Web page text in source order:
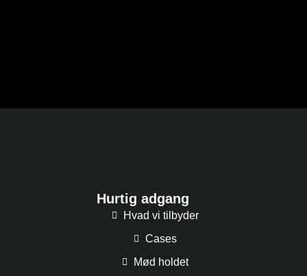
Hurtig adgang
Hvad vi tilbyder
Cases
Mød holdet